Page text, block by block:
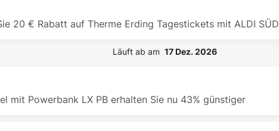
20 € Rabatt auf Therme Erding Tagestickets mit ALDI SÜD
Läuft ab am 17 Dez. 2026
mit Powerbank LX PB erhalten Sie nu 43% günstiger